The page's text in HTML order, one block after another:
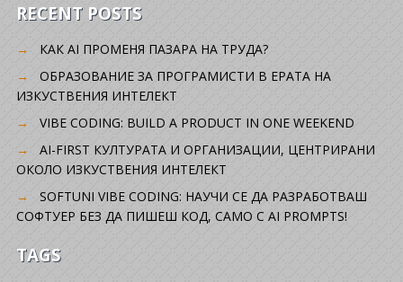
RECENT POSTS
КАК AI ПРОМЕНЯ ПАЗАРА НА ТРУДА?
ОБРАЗОВАНИЕ ЗА ПРОГРАМИСТИ В ЕРАТА НА
ИЗКУСТВЕНИЯ ИНТЕЛЕКТ
VIBE CODING: BUILD A PRODUCT IN ONE WEEKEND
AI-FIRST КУЛТУРАТА И ОРГАНИЗАЦИИ, ЦЕНТРИРАНИ
ОКОЛО ИЗКУСТВЕНИЯ ИНТЕЛЕКТ
SOFTUNI VIBE CODING: НАУЧИ СЕ ДА РАЗРАБОТВАШ
СОФТУЕР БЕЗ ДА ПИШЕШ КОД, САМО С AI PROMPTS!
TAGS